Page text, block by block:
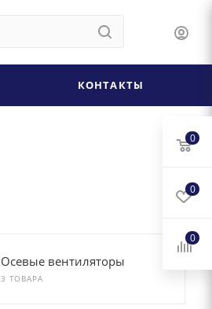
КОНТАКТЫ
Осевые вентиляторы
3 ТОВАРА
0
0
0